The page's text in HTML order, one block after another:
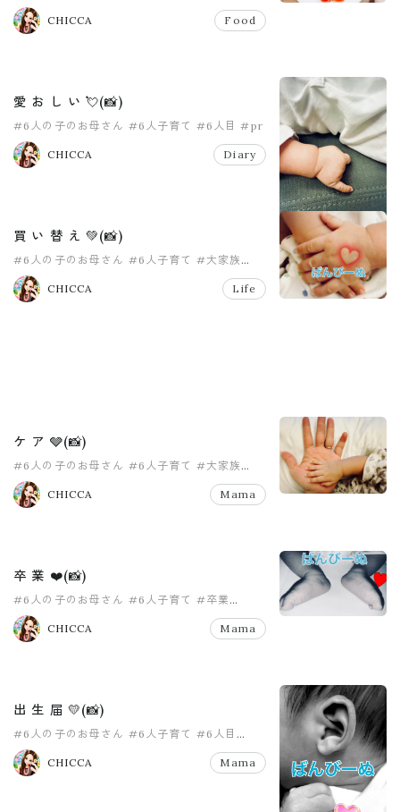
#6人目
CHICCA
Food
愛 お し い 💘(📸)
#6人の子のお母さん #6人子育て #6人目
#pr
#大家族
CHICCA
Diary
買 い 替 え 💚(📸)
#6人の子のお母さん #6人子育て #大家族
#大家族ママ
CHICCA
Life
ケ ア 🩶(📸)
#6人の子のお母さん #6人子育て #大家族
#大家族ママ
#女の子育児
CHICCA
Mama
卒 業 ❤️(📸)
#6人の子のお母さん #6人子育て #卒業
#女の子ママ
#子育てブログ
CHICCA
Mama
出 生 届 💛(📸)
#6人の子のお母さん #6人子育て #6人目
#ドキドキ
CHICCA
Mama